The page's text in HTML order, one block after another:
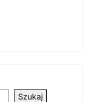
Szukaj